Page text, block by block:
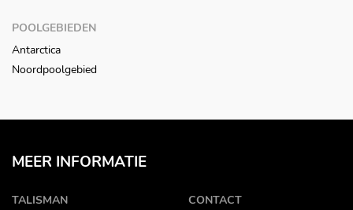
POOLGEBIEDEN
Antarctica
Noordpoolgebied
MEER INFORMATIE
TALISMAN
CONTACT